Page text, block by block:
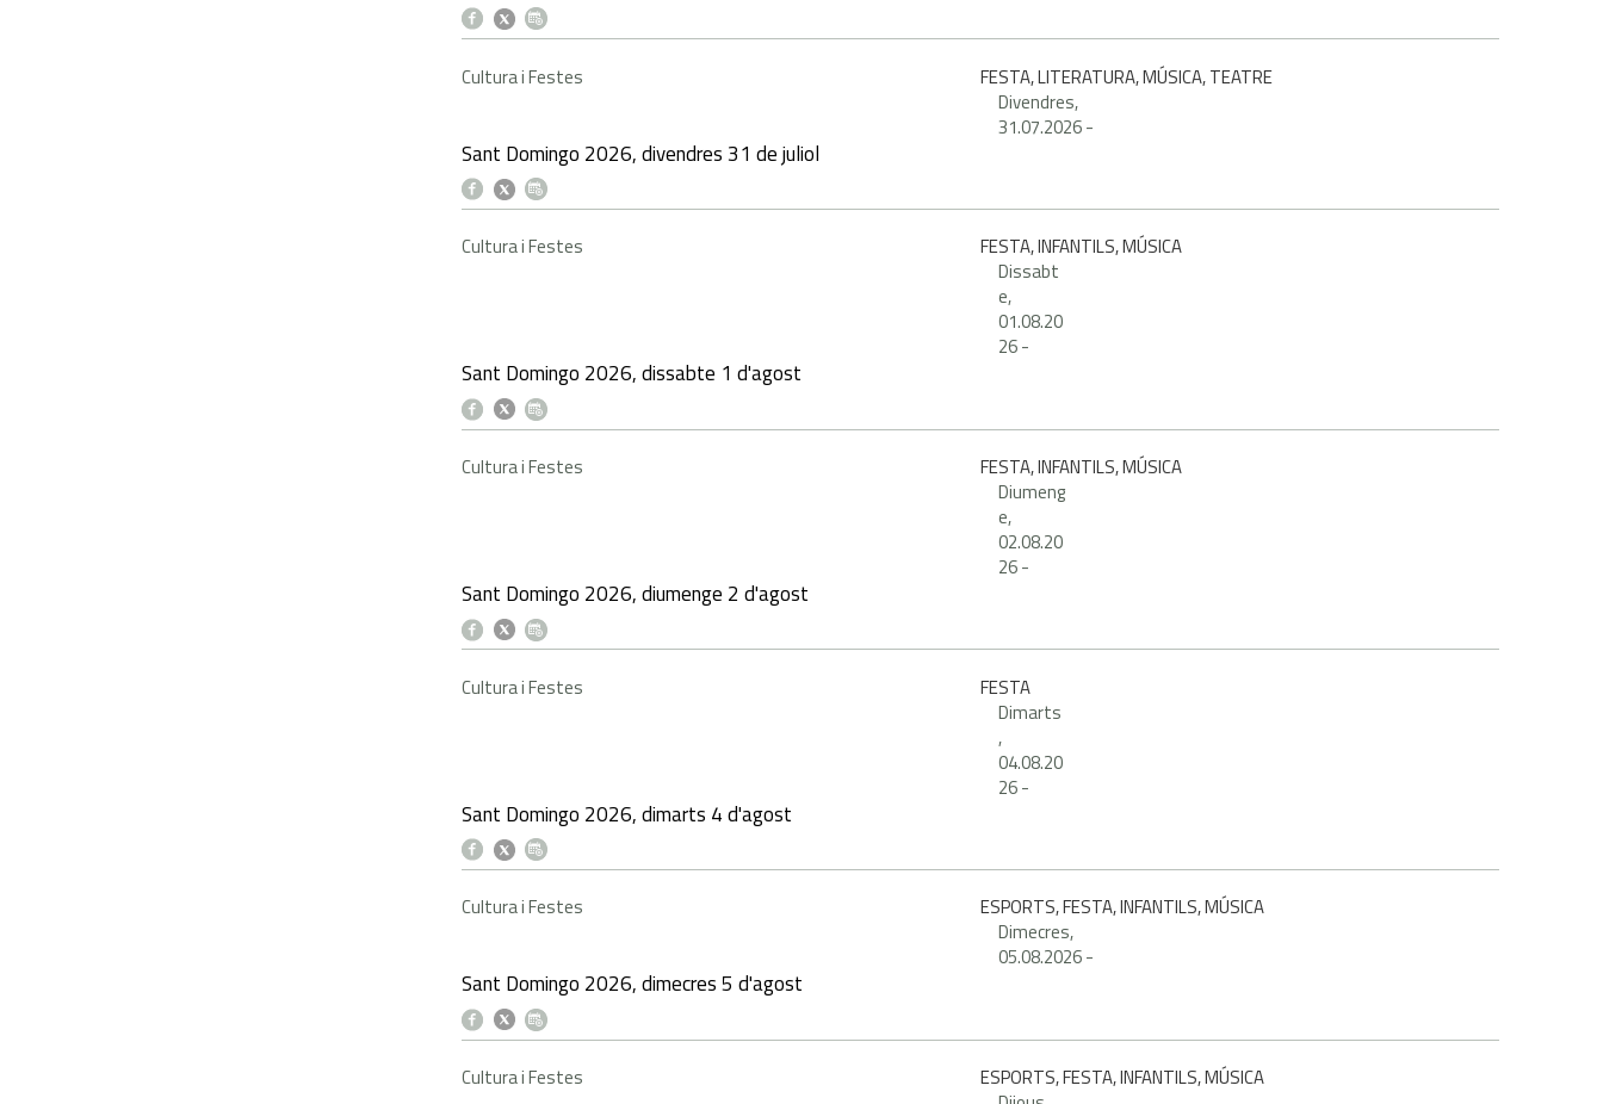
Cultura i Festes
FESTA, LITERATURA, MÚSICA, TEATRE
Divendres,
31.07.2026-
Sant Domingo 2026, divendres 31 de juliol
Cultura i Festes
FESTA, INFANTILS, MÚSICA
Dissabt
e,
01.08.20
26-
Sant Domingo 2026, dissabte 1 d'agost
Cultura i Festes
FESTA, INFANTILS, MÚSICA
Diumeng
e,
02.08.20
26-
Sant Domingo 2026, diumenge 2 d'agost
Cultura i Festes
FESTA
Dimarts
,
04.08.20
26-
Sant Domingo 2026, dimarts 4 d'agost
Cultura i Festes
ESPORTS, FESTA, INFANTILS, MÚSICA
Dimecres,
05.08.2026-
Sant Domingo 2026, dimecres 5 d'agost
Cultura i Festes
ESPORTS, FESTA, INFANTILS, MÚSICA